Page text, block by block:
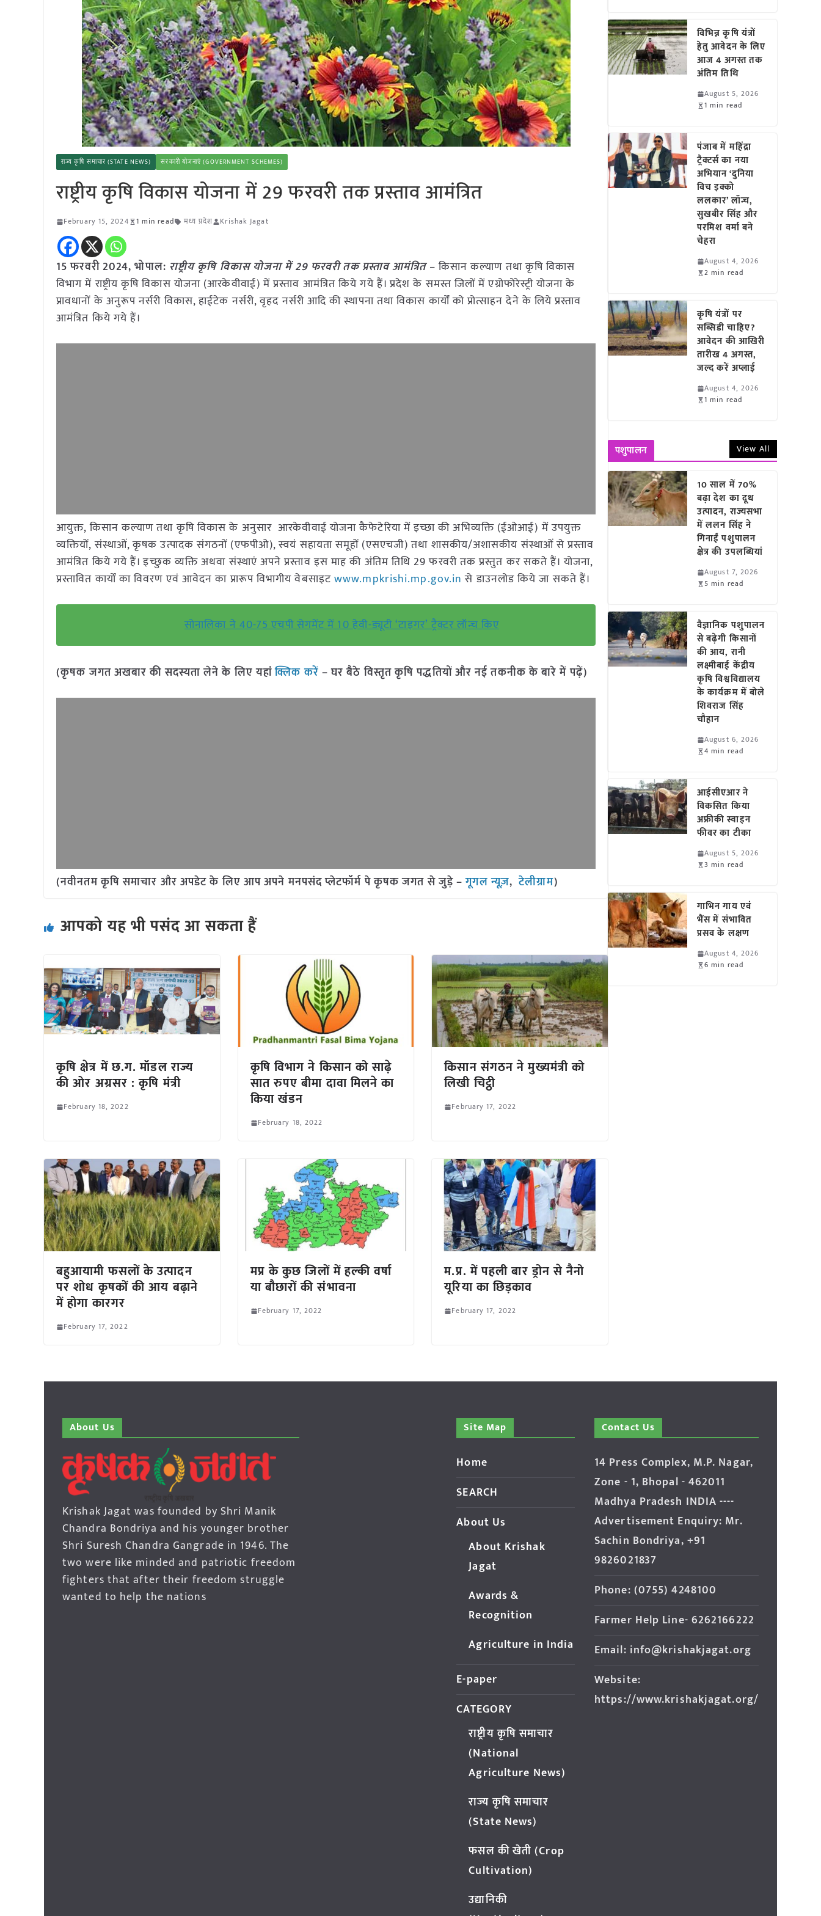
राज्य कृषि समाचार (STATE NEWS) सरकारी योजनाएं (GOVERNMENT SCHEMES)
राष्ट्रीय कृषि विकास योजना में 29 फरवरी तक प्रस्ताव आमंत्रित
February 15, 2024 1 min read मध्य प्रदेश Krishak Jagat
15 फरवरी 2024, भोपाल: राष्ट्रीय कृषि विकास योजना में 29 फरवरी तक प्रस्ताव आमंत्रित– किसान कल्याण तथा कृषि विकास
विभाग में राष्ट्रीय कृषि विकास योजना (आरकेवीवाई) में प्रस्ताव आमंत्रित किये गये हैं। प्रदेश के समस्त जिलों में एग्रोफोरेस्ट्री योजना के
प्रावधानों के अनुरूप नर्सरी विकास, हाईटेक नर्सरी, वृहद नर्सरी आदि की स्थापना तथा विकास कार्यों को प्रोत्साहन देने के लिये प्रस्ताव
आमंत्रित किये गये हैं।
आयुक्त, किसान कल्याण तथा कृषि विकास के अनुसार आरकेवीवाई योजना कैफेटेरिया में इच्छा की अभिव्यक्ति (ईओआई) में उपयुक्त
व्यक्तियों, संस्थाओं, कृषक उत्पादक संगठनों (एफपीओ), स्वयं सहायता समूहों (एसएचजी) तथा शासकीय/अशासकीय संस्थाओं से प्रस्ताव
आमंत्रित किये गये हैं। इच्छुक व्यक्ति अथवा संस्थाएं अपने प्रस्ताव इस माह की अंतिम तिथि 29 फरवरी तक प्रस्तुत कर सकते हैं। योजना,
प्रस्तावित कार्यों का विवरण एवं आवेदन का प्रारूप विभागीय वेबसाइटwww.mpkrishi.mp.gov.in से डाउनलोड किये जा सकते हैं।
सोनालिका ने 40-75 एचपी सेगमेंट में 10 हेवी-ड्यूटी ‘टाइगर’ ट्रैक्टर लॉन्च किए
(कृषक जगत अखबार की सदस्यता लेने के लिए यहांक्लिक करें – घर बैठे विस्तृत कृषि पद्धतियों और नई तकनीक के बारे में पढ़ें)
(नवीनतम कृषि समाचार और अपडेट के लिए आप अपने मनपसंद प्लेटफॉर्म पे कृषक जगत से जुड़े –गूगल न्यूज़,टेलीग्राम)
आपको यह भी पसंद आ सकता हैं
कृषि क्षेत्र में छ.ग. मॉडल राज्य
की ओर अग्रसर : कृषि मंत्री
February 18, 2022
कृषि विभाग ने किसान को साढ़े
सात रुपए बीमा दावा मिलने का
किया खंडन
February 18, 2022
किसान संगठन ने मुख्यमंत्री को
लिखी चिट्ठी
February 17, 2022
बहुआयामी फसलों के उत्पादन
पर शोध कृषकों की आय बढ़ाने
में होगा कारगर
February 17, 2022
मप्र के कुछ जिलों में हल्की वर्षा
या बौछारों की संभावना
February 17, 2022
म.प्र. में पहली बार ड्रोन से नैनो
यूरिया का छिड़काव
February 17, 2022
विभिन्न कृषि यंत्रों
हेतु आवेदन के लिए
आज 4 अगस्त तक
अंतिम तिथि
August 5, 2026
1 min read
पंजाब में महिंद्रा
ट्रैक्टर्स का नया
अभियान ‘दुनिया
विच इक्को
ललकार’ लॉन्च,
सुखबीर सिंह और
परमिश वर्मा बने
चेहरा
August 4, 2026
2 min read
कृषि यंत्रों पर
सब्सिडी चाहिए?
आवेदन की आखिरी
तारीख 4 अगस्त,
जल्द करें अप्लाई
August 4, 2026
1 min read
पशुपालन View All
10 साल में 70%
बढ़ा देश का दूध
उत्पादन, राज्यसभा
में ललन सिंह ने
गिनाईं पशुपालन
क्षेत्र की उपलब्धियां
August 7, 2026
5 min read
वैज्ञानिक पशुपालन
से बढ़ेगी किसानों
की आय, रानी
लक्ष्मीबाई केंद्रीय
कृषि विश्वविद्यालय
के कार्यक्रम में बोले
शिवराज सिंह
चौहान
August 6, 2026
4 min read
आईसीएआर ने
विकसित किया
अफ्रीकी स्वाइन
फीवर का टीका
August 5, 2026
3 min read
गाभिन गाय एवं
भैंस में संभावित
प्रसव के लक्षण
August 4, 2026
6 min read
About Us
Krishak Jagat was founded by Shri Manik
Chandra Bondriya and his younger brother
Shri Suresh Chandra Gangrade in 1946. The
two were like minded and patriotic freedom
fighters that after their freedom struggle
wanted to help the nations
Site Map
Home
SEARCH
About Us
About Krishak
Jagat
Awards &
Recognition
Agriculture in India
E-paper
CATEGORY
राष्ट्रीय कृषि समाचार
(National
Agriculture News)
राज्य कृषि समाचार
(State News)
फसल की खेती (Crop
Cultivation)
उद्यानिकी
Contact Us
14 Press Complex, M.P. Nagar,
Zone - 1, Bhopal - 462011
Madhya Pradesh INDIA ----
Advertisement Enquiry: Mr.
Sachin Bondriya, +91
9826021837
Phone: (0755) 4248100
Farmer Help Line- 6262166222
Email: info@krishakjagat.org
Website:
https://www.krishakjagat.org/